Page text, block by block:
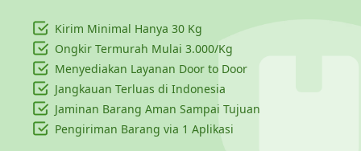
Kirim Minimal Hanya 30 Kg
Ongkir Termurah Mulai 3.000/Kg
Menyediakan Layanan Door to Door
Jangkauan Terluas di Indonesia
Jaminan Barang Aman Sampai Tujuan
Pengiriman Barang via 1 Aplikasi